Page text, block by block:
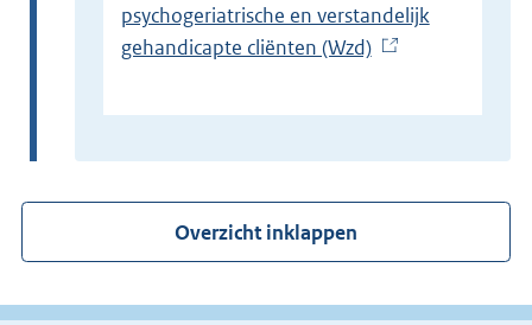
psychogeriatrische en verstandelijk
gehandicapte cliënten (Wzd)(
x
r
l
Overzicht inklappen